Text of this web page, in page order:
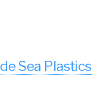
Sea Plastics